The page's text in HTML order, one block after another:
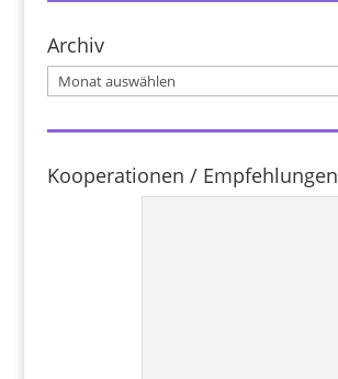
Archiv
Archiv
Kooperationen / Empfehlungen